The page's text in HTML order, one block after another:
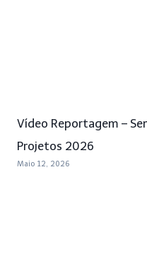
Vídeo Reportagem –
Projetos 2026
Maio 12, 2026